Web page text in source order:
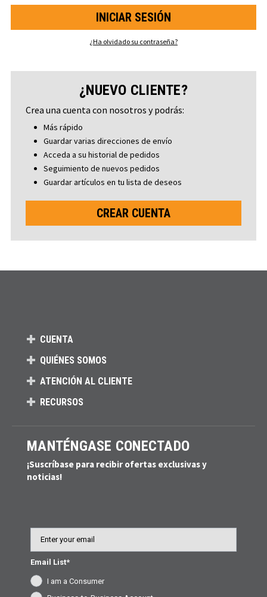
¿Ha olvidado su contraseña?
¿NUEVO CLIENTE?
Crea una cuenta con nosotros y podrás:
Más rápido
Guardar varias direcciones de envío
Acceda a su historial de pedidos
Seguimiento de nuevos pedidos
Guardar artículos en tu lista de deseos
CREAR CUENTA
CUENTA
QUIÉNES SOMOS
ATENCIÓN AL CLIENTE
RECURSOS
MANTÉNGASE CONECTADO
¡Suscríbase para recibir ofertas exclusivas y
noticias!
Email List*
I am a Consumer